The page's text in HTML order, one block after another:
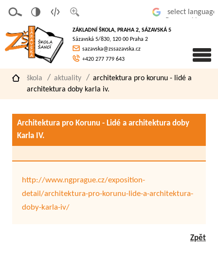
písmo
á
verze
pro
slaboz
raké
ZÁKLADNÍ ŠKOLA, PRAHA 2, SÁZAVSKÁ 5
Sázavská 5/830, 120 00 Praha 2
sazavska@zssazavska.cz
+420 277 779 643
škola aktuality
architektura pro korunu - lidé a
architektura doby karla iv.
Architektura pro Korunu - Lidé a architektura doby
Karla IV.
http://www.ngprague.cz/exposition-
detail/architektura-pro-korunu-lide-a-architektura-
doby-karla-iv/
Zpět